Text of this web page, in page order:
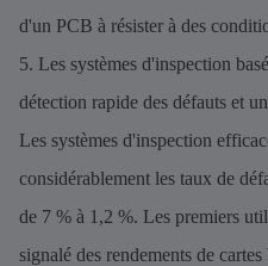
d'un PCB à résister à des
5. Les systèmes d'inspection
détection rapide des défauts et
Les systèmes d'inspection
considérablement les taux de
de 7 % à 1,2 %. Les premiers
signalé des rendements de